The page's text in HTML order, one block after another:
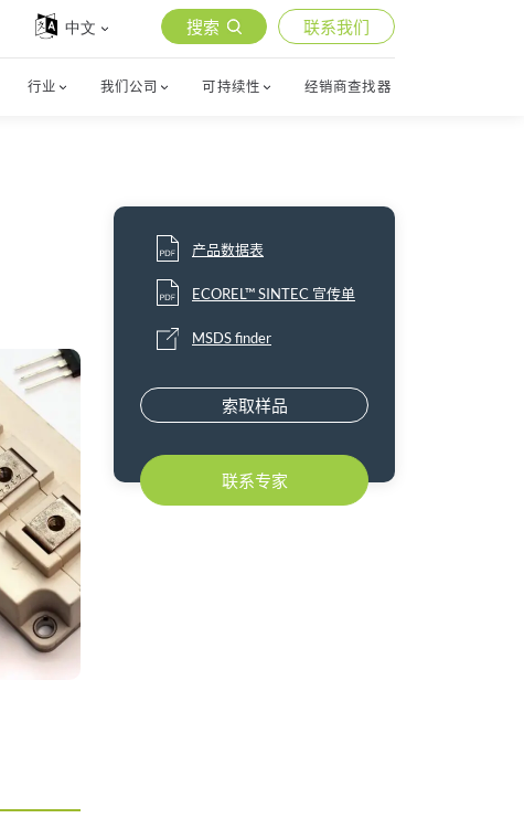
中文 搜索 联系我们
行业 我们公司 可持续性 经销商查找器
产品数据表
ECOREL™ SINTEC 宣传单
MSDS finder
索取样品
联系专家